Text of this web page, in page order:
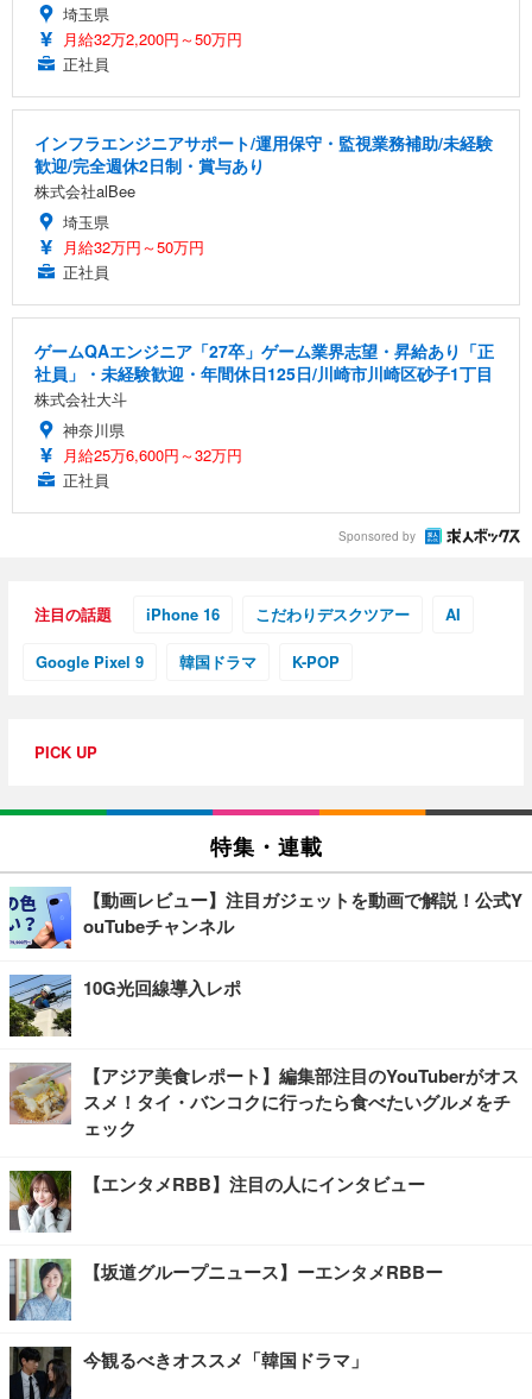
埼玉県
月給32万2,200円～50万円
正社員
インフラエンジニアサポート/運用保守・監視業務補助/未経験
歓迎/完全週休2日制・賞与あり
株式会社alBee
埼玉県
月給32万円～50万円
正社員
ゲームQAエンジニア「27卒」ゲーム業界志望・昇給あり「正
社員」・未経験歓迎・年間休日125日/川崎市川崎区砂子1丁目
株式会社大斗
神奈川県
月給25万6,600円～32万円
正社員
Sponsored by
注目の話題 iPhone 16 こだわりデスクツアー AI
Google Pixel 9 韓国ドラマ K-POP
PICK UP
特集・連載
【動画レビュー】注目ガジェットを動画で解説！公式Y
ouTubeチャンネル
10G光回線導入レポ
【アジア美食レポート】編集部注目のYouTuberがオス
スメ！タイ・バンコクに行ったら食べたいグルメをチ
ェック
【エンタメRBB】注目の人にインタビュー
【坂道グループニュース】ーエンタメRBBー
今観るべきオススメ「韓国ドラマ」